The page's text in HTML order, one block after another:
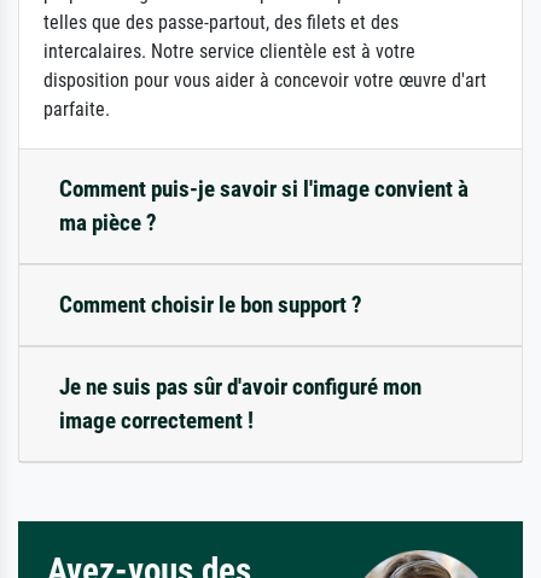
telles que des passe-partout, des filets et des
intercalaires. Notre service clientèle est à votre
disposition pour vous aider à concevoir votre œuvre d'art
parfaite.
Comment puis-je savoir si l'image convient à
ma pièce ?
Comment choisir le bon support ?
Je ne suis pas sûr d'avoir configuré mon
image correctement !